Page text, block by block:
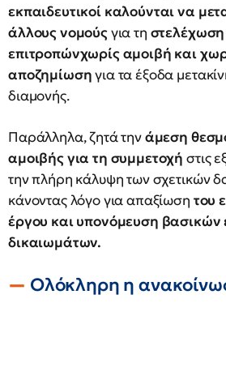
εκπαιδευτικοί καλούνται να
άλλους νομούςγια τη στελέχωση
επιτροπώνχωρίς αμοιβή και
αποζημίωσηγια τα έξοδα
διαμονής.
Παράλληλα, ζητά τηνάμεση
αμοιβής για τη συμμετοχή στις
την πλήρη κάλυψη των σχετικών
κάνοντας λόγο για απαξίωση του
έργου και υπονόμευση
δικαιωμάτων.
Ολόκληρη η